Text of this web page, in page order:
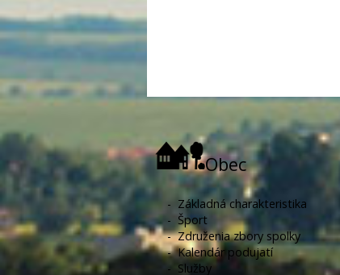
Obec
- Základná charakteristika
- Šport
-Združenia zbory spolky
-Kalendár podujatí
- Služby